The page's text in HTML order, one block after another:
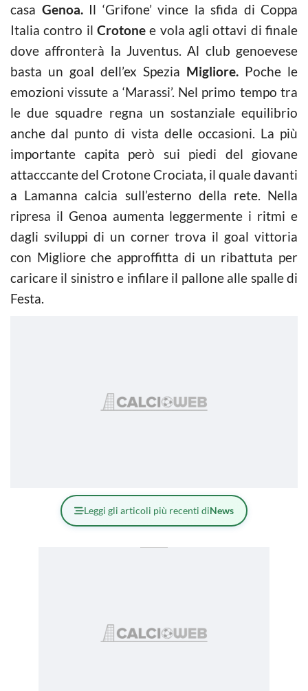
casa Genoa.Il ‘Grifone’ vince la sfida di Coppa
Italia contro il Crotone e vola agli ottavi di finale
dove affronterà la Juventus. Al club genoevese
basta un goal dell’ex Spezia Migliore. Poche le
emozioni vissute a ‘Marassi’. Nel primo tempo tra
le due squadre regna un sostanziale equilibrio
anche dal punto di vista delle occasioni. La più
importante capita però sui piedi del giovane
attacccante del Crotone Crociata, il quale davanti
a Lamanna calcia sull’esterno della rete. Nella
ripresa il Genoa aumenta leggermente i ritmi e
dagli sviluppi di un corner trova il goal vittoria
con Migliore che approffitta di un ribattuta per
caricare il sinistro e infilare il pallone alle spalle di
Festa.
Leggi gli articoli più recenti diNews